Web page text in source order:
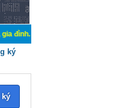
bán, ký gửi, cho thuê thiết bị hệ
ký